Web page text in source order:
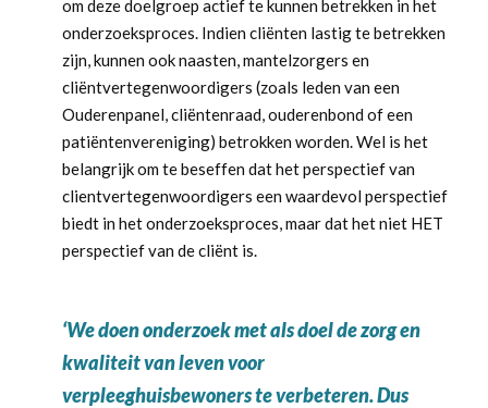
om deze doelgroep actief te kunnen betrekken in het
onderzoeksproces. Indien cliënten lastig te betrekken
zijn, kunnen ook naasten, mantelzorgers en
cliëntvertegenwoordigers (zoals leden van een
Ouderenpanel, cliëntenraad, ouderenbond of een
patiëntenvereniging) betrokken worden. Wel is het
belangrijk om te beseffen dat het perspectief van
clientvertegenwoordigers een waardevol perspectief
biedt in het onderzoeksproces, maar dat het niet HET
perspectief van de cliënt is.
‘We doen onderzoek met als doel de zorg en
kwaliteit van leven voor
verpleeghuisbewoners te verbeteren. Dus